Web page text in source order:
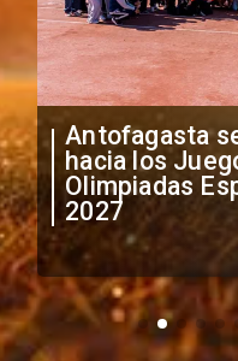
"Falta de
anuncia
irregular de
extranjeros